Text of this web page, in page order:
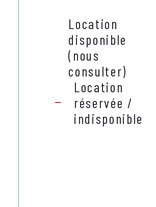
Location
disponible
(nous
consulter)
Location
réservée /
indisponible